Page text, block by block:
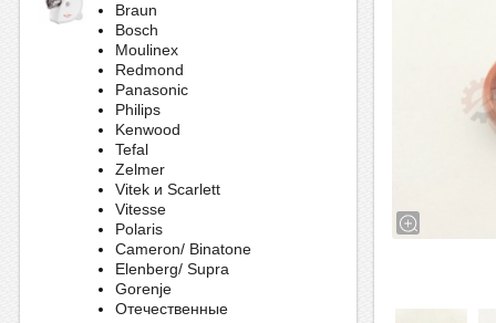
Braun
Bosch
Moulinex
Redmond
Panasonic
Philips
Kenwood
Tefal
Zelmer
Vitek и Scarlett
Vitesse
Polaris
Cameron/ Binatone
Elenberg/ Supra
Gorenje
Отечественные